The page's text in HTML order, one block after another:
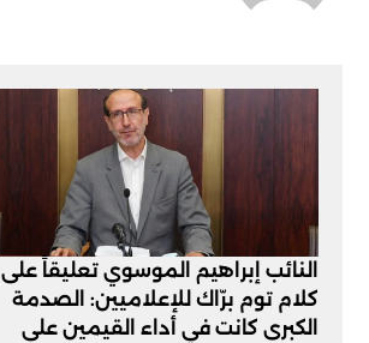
النائب إبراهيم الموسوي تعليقاً على
كلام توم برّاك للإعلاميين: الصدمة
الكبرى كانت في أداء القيمين على